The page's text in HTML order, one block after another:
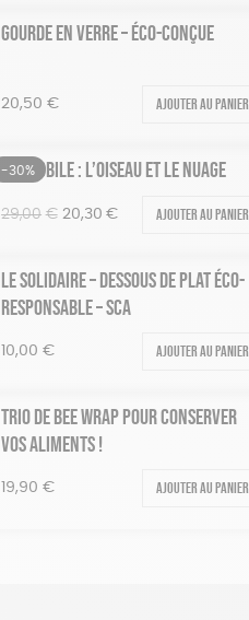
GOURDE EN VERRE – ÉCO-CONÇUE
20,50 € Ajouter au panier
-30%
KIT MOBILE : L’OISEAU ET LE NUAGE
29,00 € Le
était :
29,00€.
20,30 €Le
est :
20,30€.
Ajouter au panier
LE SOLIDAIRE – DESSOUS DE PLAT ÉCO-
RESPONSABLE – SCA
10,00 € Ajouter au panier
TRIO DE BEE WRAP POUR CONSERVER
VOS ALIMENTS !
19,90 € Ajouter au panier